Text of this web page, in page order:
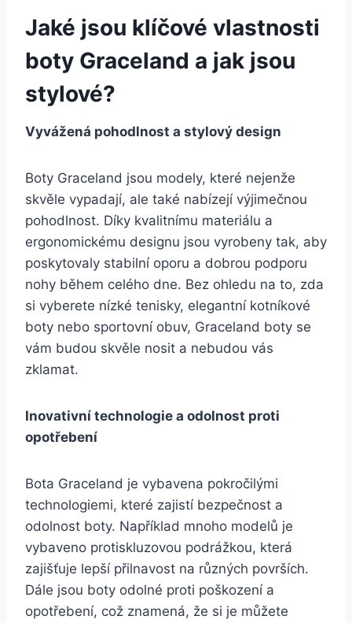
Jaké jsou klíčové ​vlastnosti
boty Graceland a jak ​jsou
stylové?
Vyvážená pohodlnost a stylový design
Boty Graceland jsou ⁣modely, které nejenže
⁤skvěle vypadají, ale také⁤ nabízejí výjimečnou
pohodlnost. Díky​ kvalitnímu materiálu a
ergonomickému designu jsou vyrobeny tak,‌ aby
poskytovaly stabilní ‌oporu a dobrou⁣ podporu
nohy během celého dne. Bez ohledu na to, zda
‌si vyberete nízké ⁤tenisky, elegantní kotníkové
boty ‍nebo sportovní obuv, ⁤Graceland boty se
vám budou skvěle nosit a ⁢nebudou vás
zklamat.
Inovativní technologie‍ a odolnost proti
opotřebení
Bota ‌Graceland je vybavena pokročilými
technologiemi, ⁣které zajistí bezpečnost a
odolnost boty. Například ⁢mnoho modelů je
vybaveno protiskluzovou podrážkou, která‍
zajišťuje lepší⁣ přilnavost na různých površích.
‍Dále jsou boty odolné proti poškození a
opotřebení, což znamená,‌ že si je můžete ​